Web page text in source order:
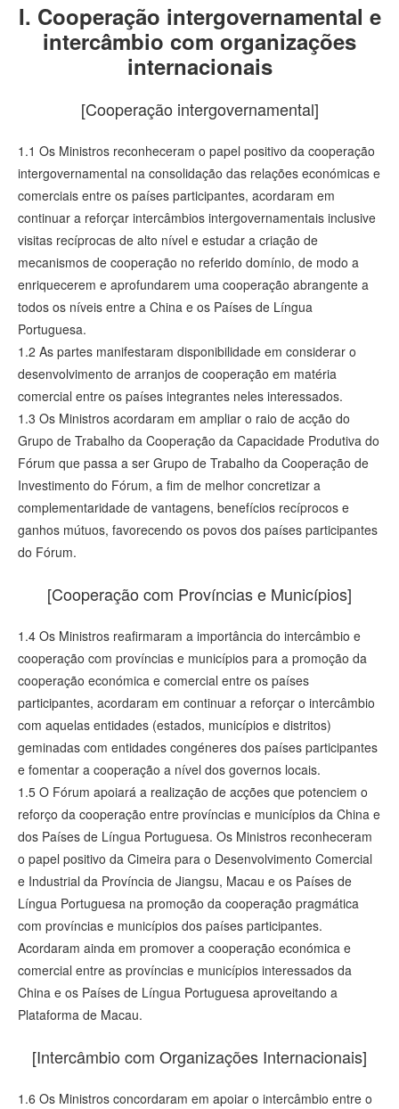
I. Cooperação intergovernamental e
intercâmbio com organizações
internacionais
[Cooperação intergovernamental]
1.1 Os Ministros reconheceram o papel positivo da cooperação
intergovernamental na consolidação das relações económicas e
comerciais entre os países participantes, acordaram em
continuar a reforçar intercâmbios intergovernamentais inclusive
visitas recíprocas de alto nível e estudar a criação de
mecanismos de cooperação no referido domínio, de modo a
enriquecerem e aprofundarem uma cooperação abrangente a
todos os níveis entre a China e os Países de Língua
Portuguesa.
1.2 As partes manifestaram disponibilidade em considerar o
desenvolvimento de arranjos de cooperação em matéria
comercial entre os países integrantes neles interessados.
1.3 Os Ministros acordaram em ampliar o raio de acção do
Grupo de Trabalho da Cooperação da Capacidade Produtiva do
Fórum que passa a ser Grupo de Trabalho da Cooperação de
Investimento do Fórum, a fim de melhor concretizar a
complementaridade de vantagens, benefícios recíprocos e
ganhos mútuos, favorecendo os povos dos países participantes
do Fórum.
[Cooperação com Províncias e Municípios]
1.4 Os Ministros reafirmaram a importância do intercâmbio e
cooperação com províncias e municípios para a promoção da
cooperação económica e comercial entre os países
participantes, acordaram em continuar a reforçar o intercâmbio
com aquelas entidades (estados, municípios e distritos)
geminadas com entidades congéneres dos países participantes
e fomentar a cooperação a nível dos governos locais.
1.5 O Fórum apoiará a realização de acções que potenciem o
reforço da cooperação entre províncias e municípios da China e
dos Países de Língua Portuguesa. Os Ministros reconheceram
o papel positivo da Cimeira para o Desenvolvimento Comercial
e Industrial da Província de Jiangsu, Macau e os Países de
Língua Portuguesa na promoção da cooperação pragmática
com províncias e municípios dos países participantes.
Acordaram ainda em promover a cooperação económica e
comercial entre as províncias e municípios interessados da
China e os Países de Língua Portuguesa aproveitando a
Plataforma de Macau.
[Intercâmbio com Organizações Internacionais]
1.6 Os Ministros concordaram em apoiar o intercâmbio entre o